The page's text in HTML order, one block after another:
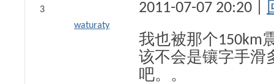
3
waturaty
2011-07-07 20:20 |
我也被那个150km
该不会是镶字手滑
吧。。